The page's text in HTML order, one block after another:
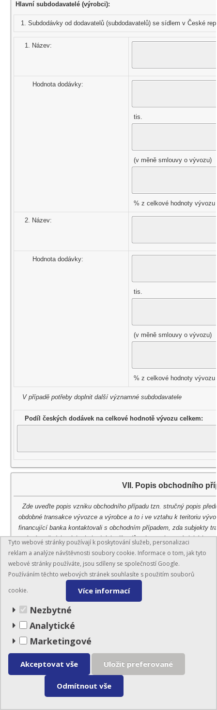
Hlavní subdodavatelé (výrobci):
1. Subdodávky od dodavatelů (subdodavatelů) se sídlem v České
1. Název:
Hodnota dodávky:
tis.
(v měně smlouvy o vývozu)
% z celkové hodnoty vývozu
2. Název:
Hodnota dodávky:
tis.
(v měně smlouvy o vývozu)
% z celkové hodnoty vývozu
V případě potřeby doplnit další významné subdodavatele
Podíl českých dodávek na celkové hodnotě vývozu celkem:
VII. Popis obchodního
Zde uveďte popis vzniku obchodního případu tzn. stručný popis
obdobné transakce vývozce a výrobce a to i ve vztahu k teritoriu
financující banka kontaktovali s obchodním případem, zda subjekty
známé z předchozích obchodních případů nebo zcela nové, jaké
(posílení pozice na trhu, průnik na nový trh, udržení již existujícího
banku a pro český stát, jaká jsou hlavní očekávatelná rizika a jak
Uveďte další produkty požadované k pojištění EGAP na tento
apod.) a stav projednávání příslušného pojištění.
t s vyhodnocením rizika obchodního případu a s vývozcem, včetně
Tyto webové stránky používají k poskytování služeb, personalizaci
reklam a analýze návštěvnosti soubory cookie. Informace o tom, jak tyto
webové stránky používáte, jsou sdíleny se společností Google.
Používáním těchto webových stránek souhlasíte s použitím souborů
cookie.
Více informací
Nezbytné
Analytické
Marketingové
Akceptovat vše Uložit preferované
Odmítnout vše